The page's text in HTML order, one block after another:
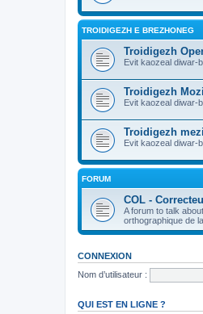
TROIDIGEZH E BREZHONEG
Troidigezh
Evit kaozeal diwar-
Troidigezh
Evit kaozeal diwar-
Troidigezh
Evit kaozeal diwar-
FORUM
COL -
A forum to talk
orthographique de
CONNEXION
Nom d’utilisateur :
QUI EST EN LIGNE ?